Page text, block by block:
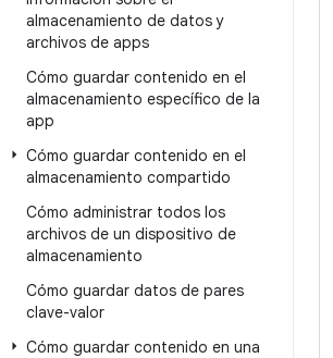
almacenamiento de datos y
archivos de apps
Cómo guardar contenido en el
almacenamiento específico de la
app
Cómo guardar contenido en el
almacenamiento compartido
Cómo administrar todos los
archivos de un dispositivo de
almacenamiento
Cómo guardar datos de pares
clave-valor
Cómo guardar contenido en una